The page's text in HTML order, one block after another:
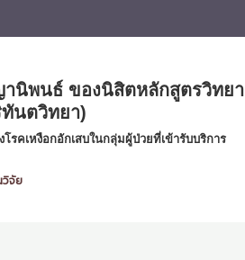
นิพนธ์ ของนิสิตหลักสูตรวิทยา
นตวิทยา)
คเหงือกอักเสบในกลุ่มผู้ป่วยที่เข้ารับบริการ
วิจัย